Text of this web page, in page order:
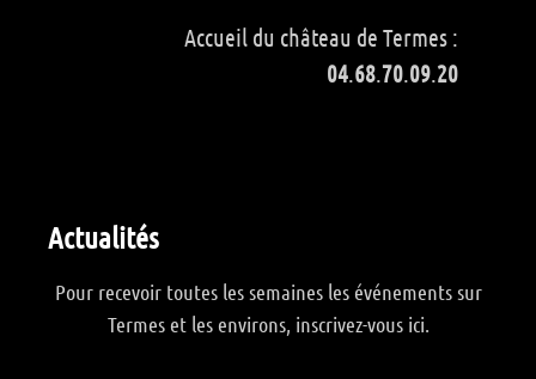
Accueil du château de Termes :
04.68.70.09.20
Actualités
Pour recevoir toutes les semaines les événements sur
Termes et les environs, inscrivez-vous ici.